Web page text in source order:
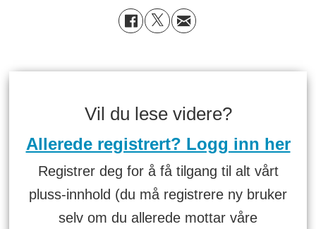
Vil du lese videre?
Allerede registrert? Logg inn her
Registrer deg for å få tilgang til alt vårt
pluss-innhold (du må registrere ny bruker
selv om du allerede mottar våre